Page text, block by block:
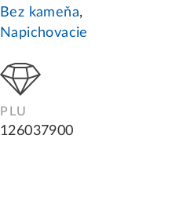
Bez kameňa,
Napichovacie
PLU
126037900